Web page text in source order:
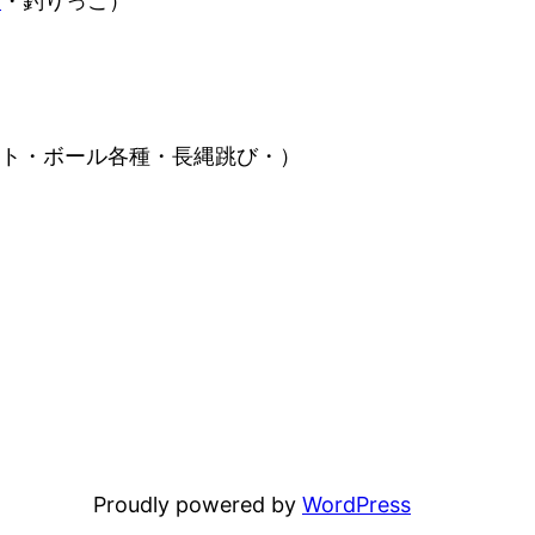
・ボール各種・長縄跳び・）
Proudly powered by WordPress